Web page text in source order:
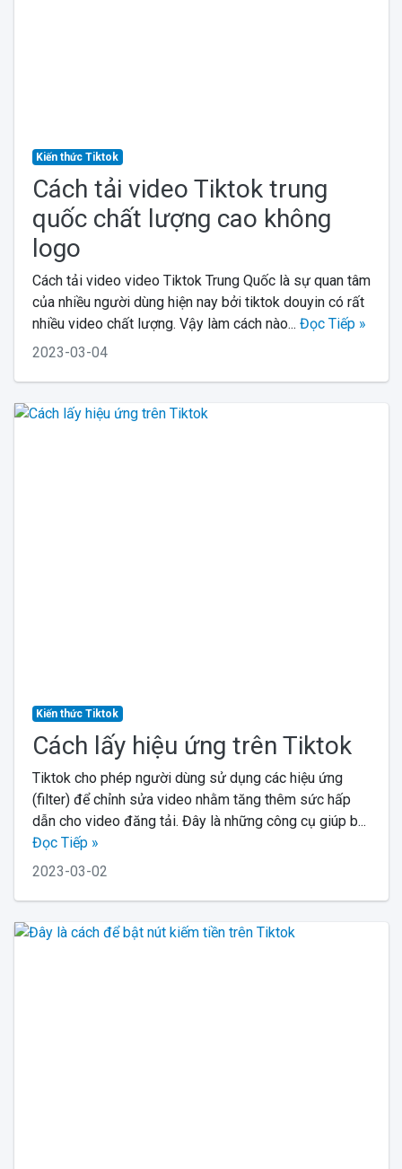
Kiến thức Tiktok
Cách tải video Tiktok trung
quốc chất lượng cao không
logo
Cách tải video video Tiktok Trung Quốc là sự quan tâm
của nhiều người dùng hiện nay bởi tiktok douyin có rất
nhiều video chất lượng. Vậy làm cách nào... Đọc Tiếp »
2023-03-04
Kiến thức Tiktok
Cách lấy hiệu ứng trên Tiktok
Tiktok cho phép người dùng sử dụng các hiệu ứng
(filter) để chỉnh sửa video nhằm tăng thêm sức hấp
dẫn cho video đăng tải. Đây là những công cụ giúp b...
Đọc Tiếp »
2023-03-02